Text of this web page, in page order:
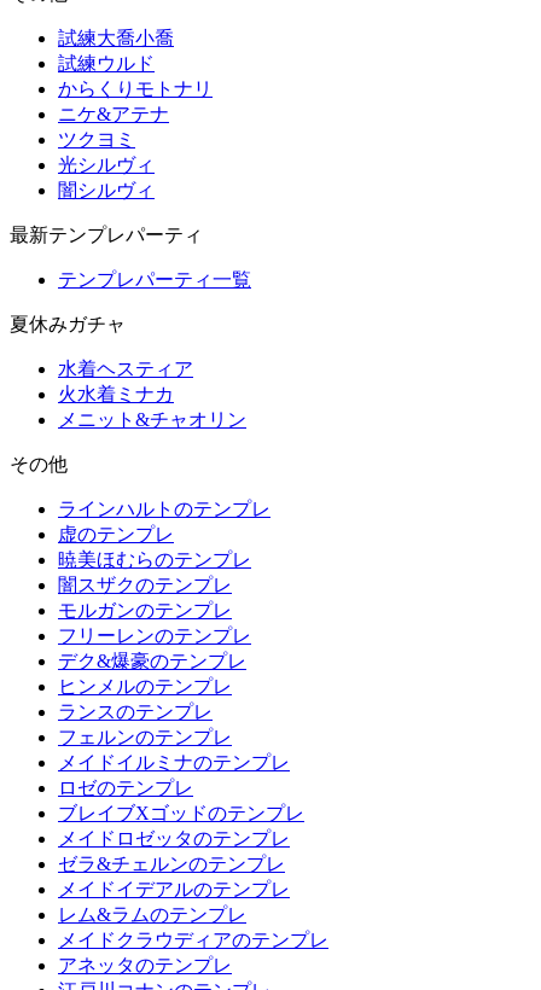
試練大喬小喬
試練ウルド
からくりモトナリ
ニケ&アテナ
ツクヨミ
光シルヴィ
闇シルヴィ
最新テンプレパーティ
テンプレパーティ一覧
夏休みガチャ
水着ヘスティア
火水着ミナカ
メニット&チャオリン
その他
ラインハルトのテンプレ
虚のテンプレ
暁美ほむらのテンプレ
闇スザクのテンプレ
モルガンのテンプレ
フリーレンのテンプレ
デク&爆豪のテンプレ
ヒンメルのテンプレ
ランスのテンプレ
フェルンのテンプレ
メイドイルミナのテンプレ
ロゼのテンプレ
ブレイブXゴッドのテンプレ
メイドロゼッタのテンプレ
ゼラ&チェルンのテンプレ
メイドイデアルのテンプレ
レム&ラムのテンプレ
メイドクラウディアのテンプレ
アネッタのテンプレ